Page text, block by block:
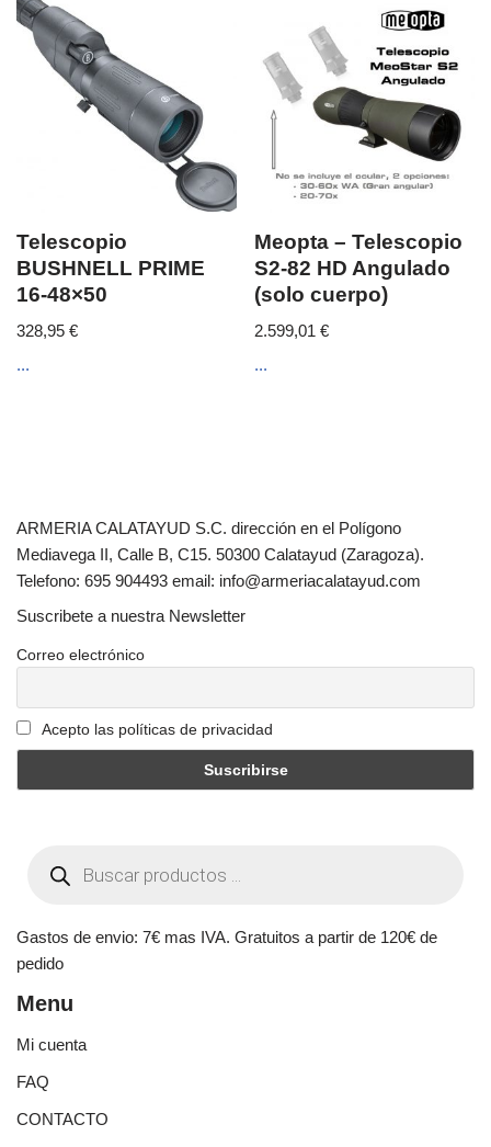
Telescopio
BUSHNELL PRIME
16-48×50
328,95 €
...
Meopta – Telescopio
S2-82 HD Angulado
(solo cuerpo)
2.599,01€
...
ARMERIA CALATAYUD S.C. dirección en el Polígono
Mediavega II, Calle B, C15. 50300 Calatayud (Zaragoza).
Telefono: 695 904493 email: info@armeriacalatayud.com
Suscribete a nuestra Newsletter
Correo electrónico
Acepto las políticas de privacidad
Gastos de envio: 7€ mas IVA. Gratuitos a partir de 120€ de
pedido
Menu
Mi cuenta
FAQ
CONTACTO